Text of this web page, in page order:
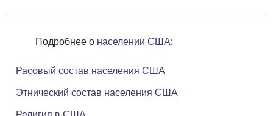
Подробнее о населении США:
Расовый состав населения США
Этнический состав населения США